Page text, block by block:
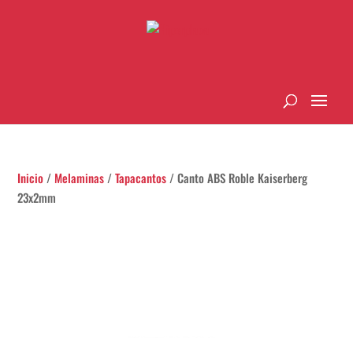
Inicio / Melaminas /Tapacantos / Canto ABS Roble Kaiserberg
23x2mm